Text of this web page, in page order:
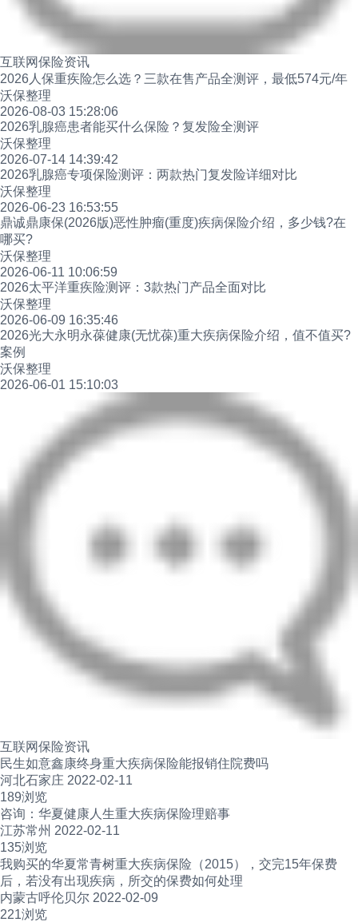
互联网保险资讯
2026人保重疾险怎么选？三款在售产品全测评，最低574元/年
沃保整理
2026-08-03 15:28:06
2026乳腺癌患者能买什么保险？复发险全测评
沃保整理
2026-07-14 14:39:42
2026乳腺癌专项保险测评：两款热门复发险详细对比
沃保整理
2026-06-23 16:53:55
鼎诚鼎康保(2026版)恶性肿瘤(重度)疾病保险介绍，多少钱?在
哪买?
沃保整理
2026-06-11 10:06:59
2026太平洋重疾险测评：3款热门产品全面对比
沃保整理
2026-06-09 16:35:46
2026光大永明永葆健康(无忧葆)重大疾病保险介绍，值不值买?
案例
沃保整理
2026-06-01 15:10:03
互联网保险资讯
民生如意鑫康终身重大疾病保险能报销住院费吗
河北石家庄 2022-02-11
189浏览
咨询：华夏健康人生重大疾病保险理赔事
江苏常州 2022-02-11
135浏览
我购买的华夏常青树重大疾病保险（2015），交完15年保费
后，若没有出现疾病，所交的保费如何处理
内蒙古呼伦贝尔 2022-02-09
221浏览